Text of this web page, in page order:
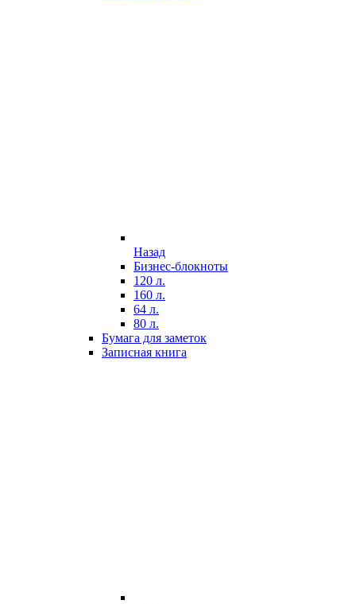
Назад
Бизнес-блокноты
120 л.
160 л.
64 л.
80 л.
Бумага для заметок
Записная книга